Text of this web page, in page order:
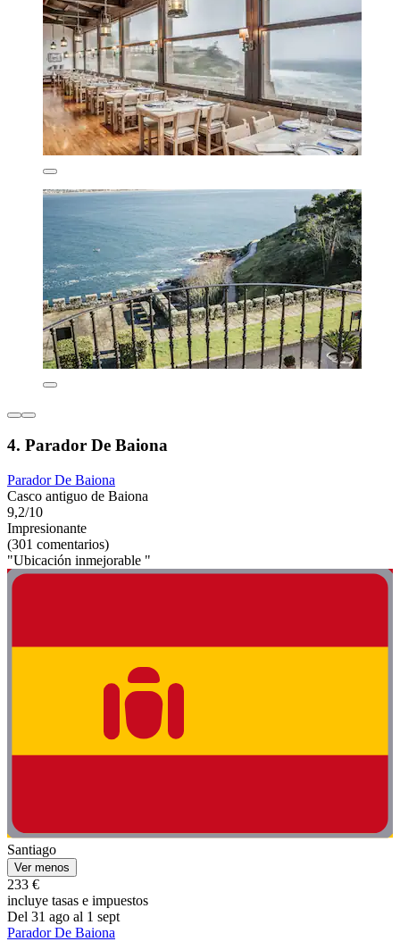
4. Parador De Baiona
Parador De Baiona
Casco antiguo de Baiona
9,2/10
Impresionante
(301 comentarios)
"Ubicación inmejorable "
Santiago
Ver menos
233 €
incluye tasas e impuestos
Del 31 ago al 1 sept
Parador De Baiona